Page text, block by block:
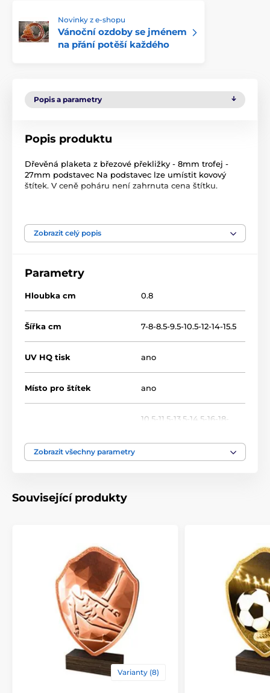
Novinky z e-shopu
Vánoční ozdoby se jménem
na přání potěší každého
Popis a parametry
Popis produktu
Dřevěná plaketa z březové překližky - 8mm trofej -
27mm podstavec Na podstavec lze umístit kovový
štítek. V ceně poháru není zahrnuta cena štítku.
Tématické edice Vánoce
Zobrazit celý popis
Parametry
Hloubka cm 0.8
Šířka cm 7-8-8.5-9.5-10.5-12-14-15.5
UV HQ tisk ano
Místo pro štítek ano
10.5-11.5-13.5-14.5-16-18-
Motiv Vánoce,Zima
Typ ocenění
Způsob personalizace
Zobrazit všechny parametry
Související produkty
Varianty (8)